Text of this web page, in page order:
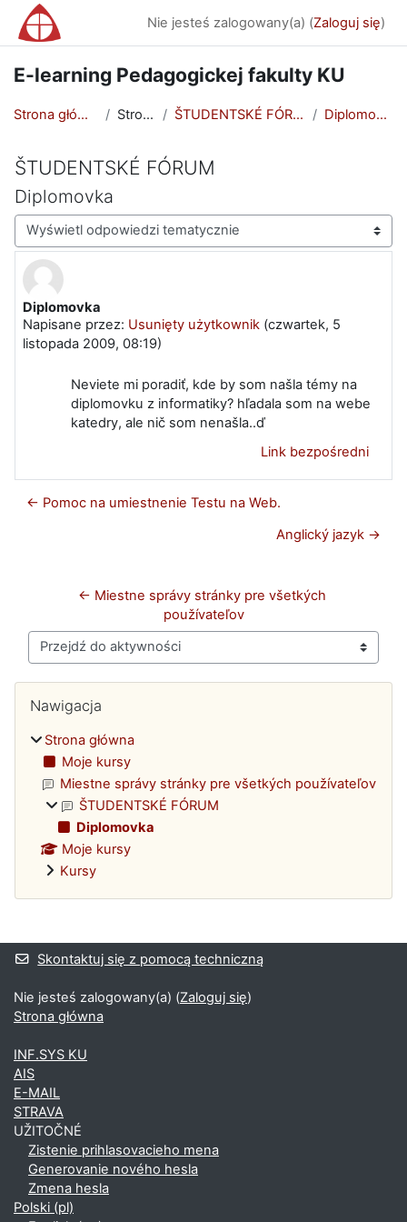
Przejdź do głównej zawartości
Nie jesteś zalogowany(a) (Zaloguj się)
E-learning Pedagogickej fakulty KU
Strona główna Strony ŠTUDENTSKÉ FÓRUM Diplomovka
ŠTUDENTSKÉ FÓRUM
Diplomovka
Sposób wyświetlania
Diplomovka
Napisane przez: Usunięty użytkownik (czwartek, 5
listopada 2009, 08:19)
Liczba odpowiedzi: 0
Neviete mi poradiť, kde by som našla témy na
diplomovku z informatiky? hľadala som na webe
katedry, ale nič som nenašla..ď
Link bezpośredni
← Pomoc na umiestnenie Testu na Web.
Anglický jazyk →
← Miestne správy stránky pre všetkých
používateľov
Przejdź do aktywności
Bloki
Nawigacja
Strona główna
Moje kursy
Miestne správy stránky pre všetkých používateľov
ŠTUDENTSKÉ FÓRUM
Diplomovka
Moje kursy
Kursy
Bloki uzupełniające
Skontaktuj się z pomocą techniczną
Nie jesteś zalogowany(a) (Zaloguj się)
Strona główna
INF.SYS KU
AIS
E-MAIL
STRAVA
UŽITOČNÉ
Zistenie prihlasovacieho mena
Generovanie nového hesla
Zmena hesla
Polski ‎(pl)‎